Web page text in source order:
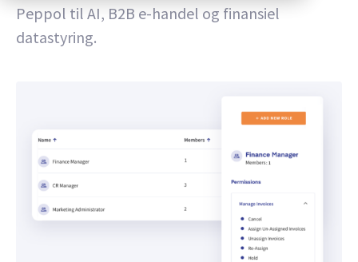
Peppol til AI, B2B e-handel og finansiel
datastyring.